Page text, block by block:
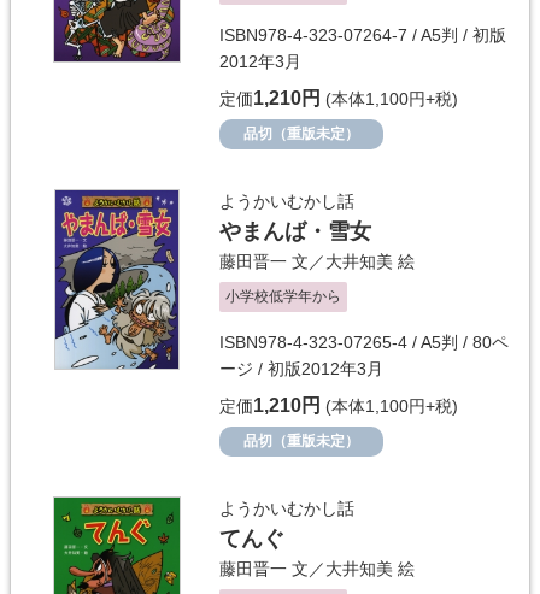
ISBN978-4-323-07264-7 / A5判 / 初版
2012年3月
定価1,210円 (本体1,100円+税)
品切（重版未定）
ようかいむかし話
やまんば・雪女
藤田晋一 文／大井知美 絵
小学校低学年から
ISBN978-4-323-07265-4 / A5判 / 80ペ
ージ / 初版2012年3月
定価1,210円 (本体1,100円+税)
品切（重版未定）
ようかいむかし話
てんぐ
藤田晋一 文／大井知美 絵